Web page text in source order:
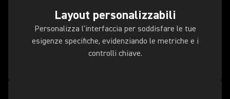
Layout personalizzabili
Personalizza l'interfaccia per soddisfare le tue
esigenze specifiche, evidenziando le metriche e i
controlli chiave.